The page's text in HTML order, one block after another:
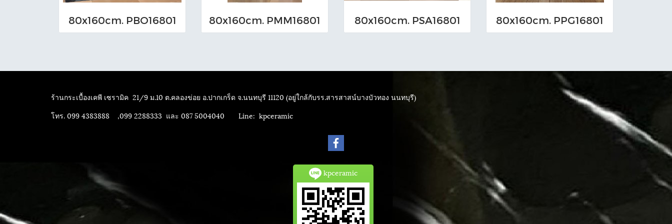
80x160cm. PBO16801 80x160cm. PMM16801 80x160cm. PSA16801 80x160cm. PPG16801
ร้านกระเบื้องเคพี เซรามิค 21/9 ม.10 ต.คลองข่อย อ.ปากเกร็ด จ.นนทบุรี 11120 (อยู่ใกล้กับรร.สารสาสน์บางบัวทอง นนทบุรี)
โทร. 099 4383888 ,099 2288333 และ 087 5004040 Line: kpceramic
kpceramic